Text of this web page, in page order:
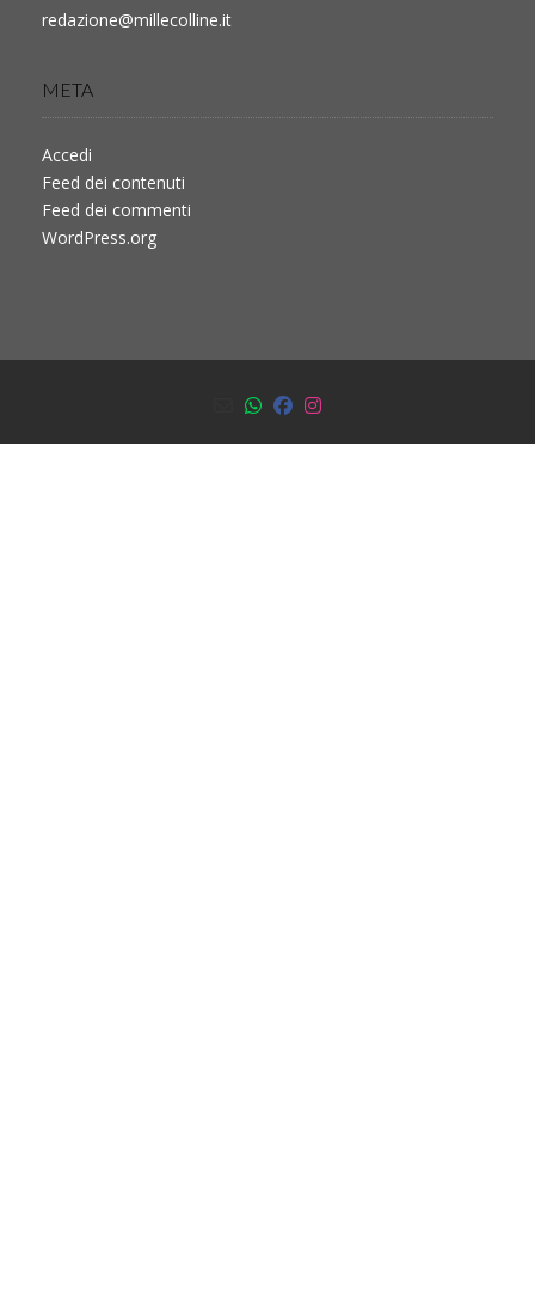
redazione@millecolline.it
META
Accedi
Feed dei contenuti
Feed dei commenti
WordPress.org